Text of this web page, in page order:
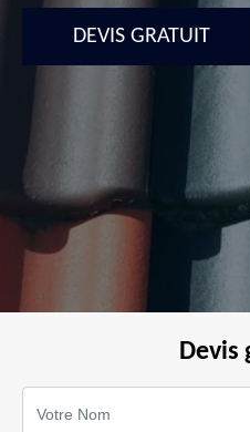
DEVIS GRATUIT
Devis